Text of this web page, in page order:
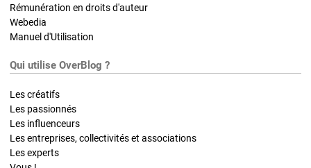
Rémunération en droits d'auteur
Webedia
Manuel d'Utilisation
Qui utilise OverBlog ?
Les créatifs
Les passionnés
Les influenceurs
Les entreprises, collectivités et associations
Les experts